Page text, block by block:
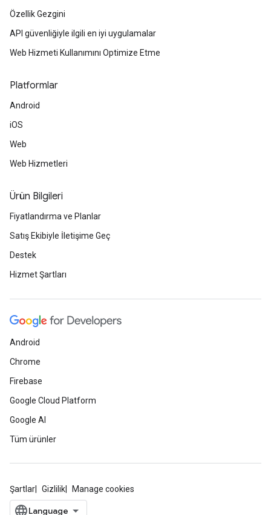
Özellik Gezgini
API güvenliğiyle ilgili en iyi uygulamalar
Web Hizmeti Kullanımını Optimize Etme
Platformlar
Android
iOS
Web
Web Hizmetleri
Ürün Bilgileri
Fiyatlandırma ve Planlar
Satış Ekibiyle İletişime Geç
Destek
Hizmet Şartları
Android
Chrome
Firebase
Google Cloud Platform
Google AI
Tüm ürünler
Şartlar Gizlilik Manage cookies